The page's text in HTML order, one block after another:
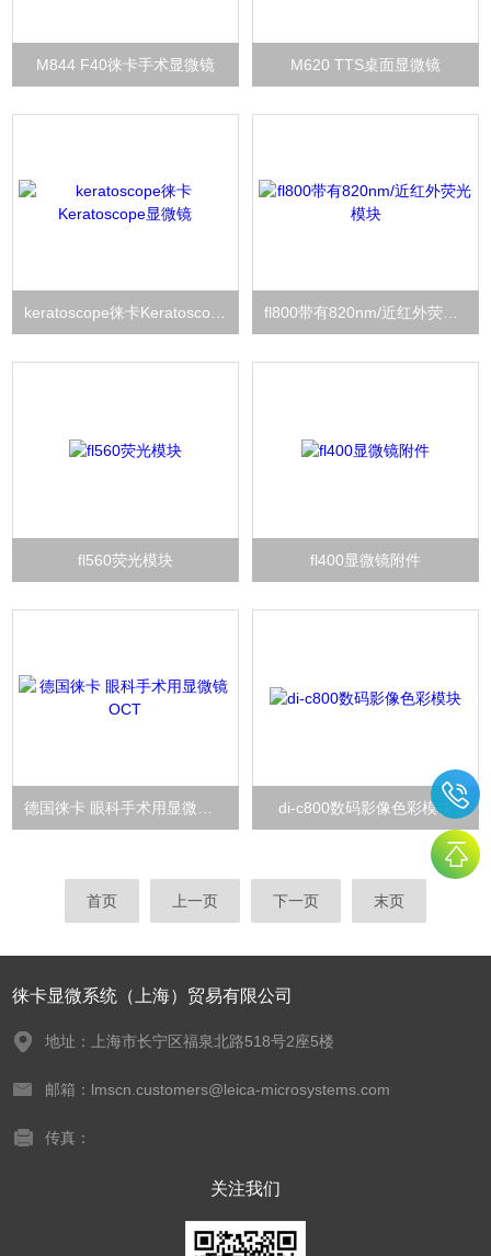
M844 F40徕卡手术显微镜 M620 TTS桌面显微镜
fl800带有820nm/近红外荧光模块
fl560荧光模块 fl400显微镜附件
di-c800数码影像色彩模块
首页 上一页 下一页 末页
徕卡显微系统（上海）贸易有限公司
地址：上海市长宁区福泉北路518号2座5楼
邮箱：lmscn.customers@leica-microsystems.com
传真：
关注我们